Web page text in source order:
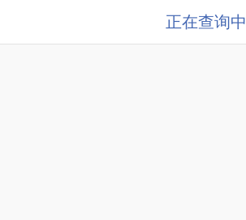
正在查询中